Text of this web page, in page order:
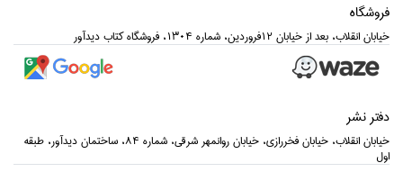
فروشگاه
خيابان انقلاب، بعد از خيابان 12فروردين، شماره 1304، فروشگاه كتاب ديدآور
دفتر نشر
خيابان انقلاب، خيابان فخررازي، خيابان روانمهر شرقي، شماره 84، ساختمان ديدآور، طبقه
اول